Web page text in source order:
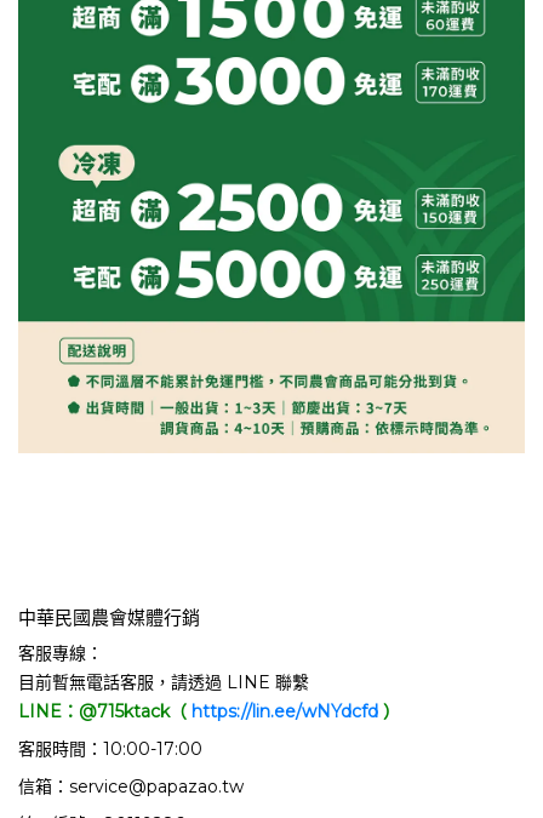
中華民國農會媒體行銷
客服專線：
目前暫無電話客服，請透過 LINE 聯繫
LINE：@715ktack（ https://lin.ee/wNYdcfd ）
客服時間：10:00-17:00
信箱：service@papazao.tw